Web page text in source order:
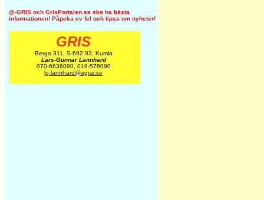
@-GRIS och GrisPortalen.se ska ha bästa
informationen! Påpeka ev fel och tipsa om nyheter!
GRIS
Berga 311, S-692 93. Kumla
Lars-Gunnar Lannhard
070-6636090, 019-576090
lg.lannhard@agrar.se